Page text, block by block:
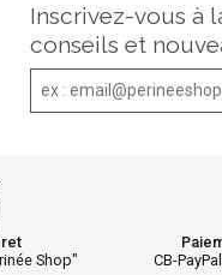
Inscrivez-vous à
conseils et
Shop"
CB-